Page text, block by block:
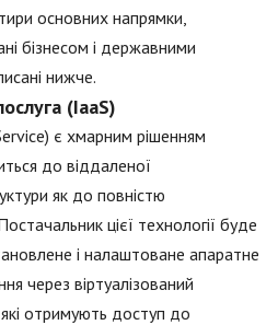
основних напрямки,
бізнесом і державними
нижче.
(IaaS)
є хмарним рішенням
до віддаленої
як до повністю
цієї технології буде
і налаштоване апаратне
через віртуалізований
отримують доступ до